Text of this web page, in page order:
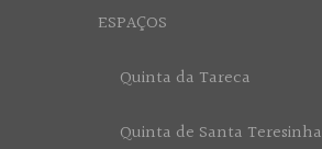
ESPAÇOS
Quinta da Tareca
Quinta de Santa Teresinha